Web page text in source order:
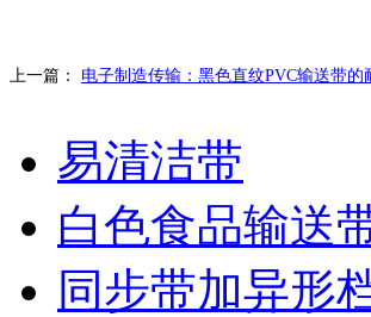
上一篇： 电子制造传输：黑色直纹PVC输送带的
易清洁带
白色食品输送
同步带加异形